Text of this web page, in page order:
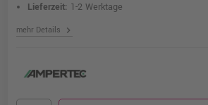
Lieferzeit: 1-2 Werktage
mehr Details chevron_right